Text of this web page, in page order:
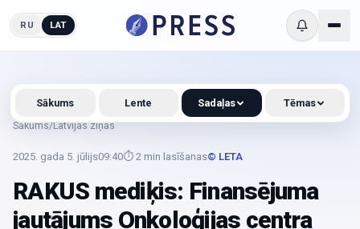
RU LAT
Sākums/Latvijas ziņas
2025. gada 5. jūlijs09:40⏱ 2 min lasīšanas© LETA
RAKUS mediķis: Finansējuma
jautājums Onkoloģijas centra
Sākums Lente Sadaļas Tēmas